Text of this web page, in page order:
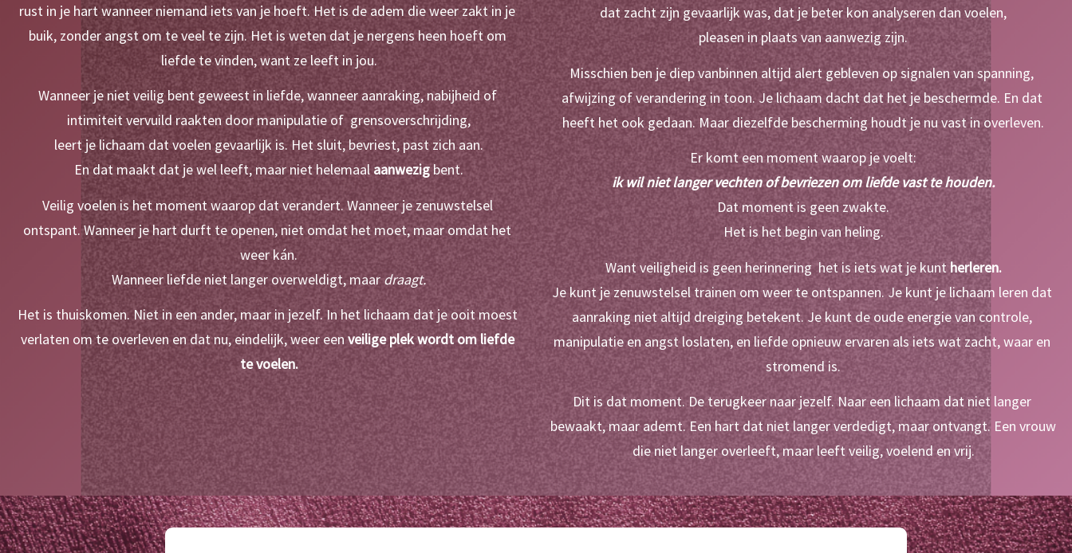
rust in je hart wanneer niemand iets van je hoeft. Het is de adem die weer zakt in je
buik, zonder angst om te veel te zijn. Het is weten dat je nergens heen hoeft om
liefde te vinden, want ze leeft in jou.
Wanneer je niet veilig bent geweest in liefde, wanneer aanraking, nabijheid of
intimiteit vervuild raakten door manipulatie of  grensoverschrijding,
leert je lichaam dat voelen gevaarlijk is. Het sluit, bevriest, past zich aan.
En dat maakt dat je wel leeft, maar niet helemaal aanwezig bent.
Veilig voelen is het moment waarop dat verandert. Wanneer je zenuwstelsel
ontspant. Wanneer je hart durft te openen, niet omdat het moet, maar omdat het
weer kán.
Wanneer liefde niet langer overweldigt, maar draagt.
Het is thuiskomen. Niet in een ander, maar in jezelf. In het lichaam dat je ooit moest
verlaten om te overleven en dat nu, eindelijk, weer een veilige plek wordt om liefde
te voelen.
dat zacht zijn gevaarlijk was, dat je beter kon analyseren dan voelen,
pleasen in plaats van aanwezig zijn.
Misschien ben je diep vanbinnen altijd alert gebleven op signalen van spanning,
afwijzing of verandering in toon. Je lichaam dacht dat het je beschermde. En dat
heeft het ook gedaan. Maar diezelfde bescherming houdt je nu vast in overleven.
Er komt een moment waarop je voelt:
ik wil niet langer vechten of bevriezen om liefde vast te houden.
Dat moment is geen zwakte.
Het is het begin van heling.
Want veiligheid is geen herinnering  het is iets wat je kunt herleren.
Je kunt je zenuwstelsel trainen om weer te ontspannen. Je kunt je lichaam leren dat
aanraking niet altijd dreiging betekent. Je kunt de oude energie van controle,
manipulatie en angst loslaten, en liefde opnieuw ervaren als iets wat zacht, waar en
stromend is.
Dit is dat moment. De terugkeer naar jezelf. Naar een lichaam dat niet langer
bewaakt, maar ademt. Een hart dat niet langer verdedigt, maar ontvangt. Een vrouw
die niet langer overleeft, maar leeft veilig, voelend en vrij.